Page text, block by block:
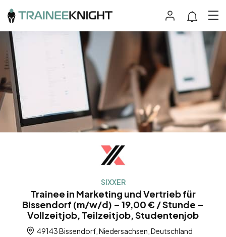
SIXXER
Trainee in Marketing und Vertrieb für
Bissendorf (m/w/d) – 19,00 € / Stunde –
Vollzeitjob, Teilzeitjob, Studentenjob
49143 Bissendorf, Niedersachsen, Deutschland